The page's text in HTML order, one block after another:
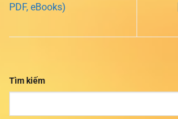
PDF, eBooks)
Tìm kiếm